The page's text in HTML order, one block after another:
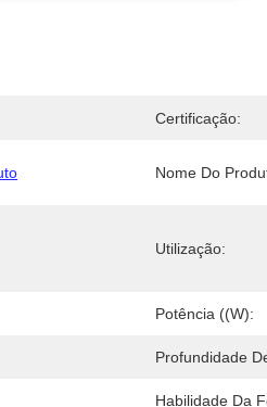
Certificação:
Nome Do
Utilização:
Potência ((w):
Profundidade
Habilidade Da